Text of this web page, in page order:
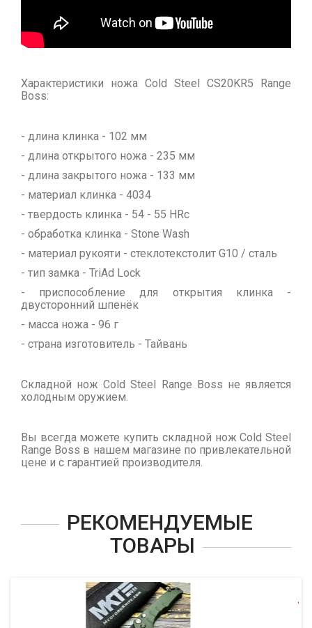
Характеристики ножа Cold Steel CS20KR5 Range
Boss:
- длина клинка - 102 мм
- длина открытого ножа - 235 мм
- длина закрытого ножа - 133 мм
- материал клинка - 4034
- твердость клинка - 54 - 55 HRc
- обработка клинка - Stone Wash
- материал рукояти - стеклотекстолит G10 / сталь
- тип замка - TriAd Lock
- приспособление для открытия клинка -
двусторонний шпенёк
- масса ножа - 96 г
- страна изготовитель - Тайвань
Складной нож Cold Steel Range Boss не является
холодным оружием.
Вы всегда можете купить складной нож Cold Steel
Range Boss в нашем магазине по привлекательной
цене и с гарантией производителя.
РЕКОМЕНДУЕМЫЕ
ТОВАРЫ